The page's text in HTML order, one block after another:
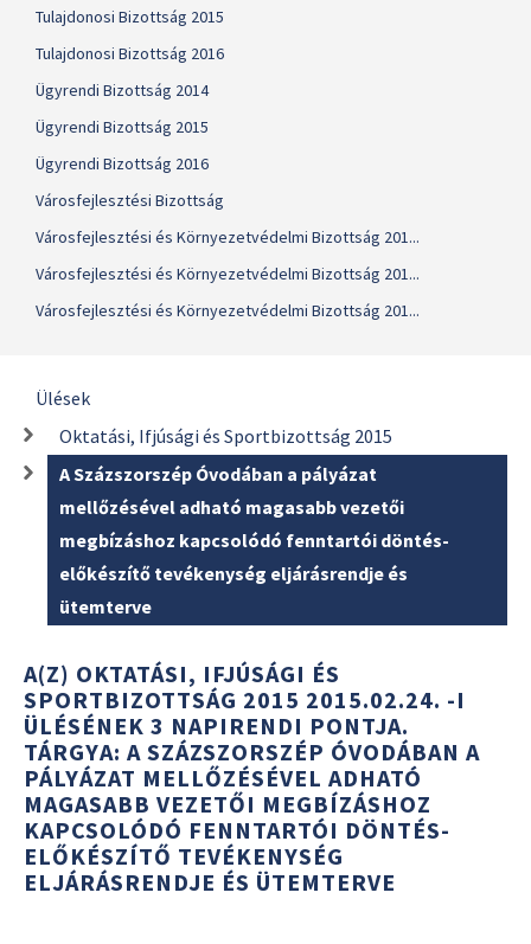
Tulajdonosi Bizottság 2015
Tulajdonosi Bizottság 2016
Ügyrendi Bizottság 2014
Ügyrendi Bizottság 2015
Ügyrendi Bizottság 2016
Városfejlesztési Bizottság
Városfejlesztési és Környezetvédelmi Bizottság 201...
Városfejlesztési és Környezetvédelmi Bizottság 201...
Városfejlesztési és Környezetvédelmi Bizottság 201...
Ülések
Oktatási, Ifjúsági és Sportbizottság 2015
A Százszorszép Óvodában a pályázat
mellőzésével adható magasabb vezetői
megbízáshoz kapcsolódó fenntartói döntés-
előkészítő tevékenység eljárásrendje és
ütemterve
A(Z) OKTATÁSI, IFJÚSÁGI ÉS
SPORTBIZOTTSÁG 2015 2015.02.24. -I
ÜLÉSÉNEK 3 NAPIRENDI PONTJA.
TÁRGYA: A SZÁZSZORSZÉP ÓVODÁBAN A
PÁLYÁZAT MELLŐZÉSÉVEL ADHATÓ
MAGASABB VEZETŐI MEGBÍZÁSHOZ
KAPCSOLÓDÓ FENNTARTÓI DÖNTÉS-
ELŐKÉSZÍTŐ TEVÉKENYSÉG
ELJÁRÁSRENDJE ÉS ÜTEMTERVE